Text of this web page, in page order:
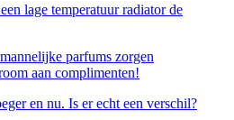
lage temperatuur radiator de
parfums zorgen
aan complimenten!
en nu. Is er echt een verschil?